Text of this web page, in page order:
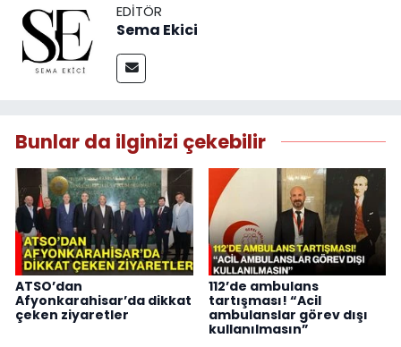
EDITÖR
Sema Ekici
Bunlar da ilginizi çekebilir
ATSO’dan
Afyonkarahisar’da dikkat
çeken ziyaretler
112’de ambulans
tartışması! “Acil
ambulanslar görev dışı
kullanılmasın”